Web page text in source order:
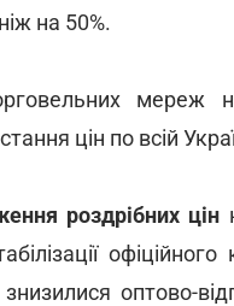
на 50%.
мереж
цін по всій
роздрібних цін
оптово-